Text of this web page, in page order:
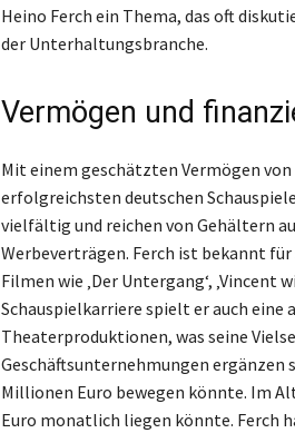
Heino Ferch ein Thema, das oft
der Unterhaltungsbranche.
Vermögen und
Mit einem geschätzten Vermögen
erfolgreichsten deutschen
vielfältig und reichen von Gehältern
Werbeverträgen. Ferch ist bekannt
Filmen wie ‚Der Untergang‘, ‚Vincent
Schauspielkarriere spielt er auch eine
Theaterproduktionen, was seine
Geschäftsunternehmungen ergänzen
Millionen Euro bewegen könnte. Im
Euro monatlich liegen könnte. Ferch